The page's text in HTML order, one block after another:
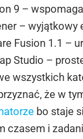
9 –
– wyjątkowy
Fusion 1.1 –
Studio –
wszystkich
że w
bo staje
czasem i